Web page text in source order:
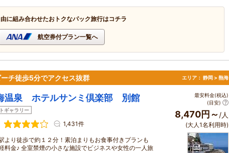
に組み合わせたおトクなパック旅行はコチラ
航空券付プラン一覧へ
チ徒歩5分でアクセス抜群 エリア： 静岡 > 熱海
温泉 ホテルサンミ倶楽部 別館
ギャラリー
1,431件
より徒歩で約１２分！素泊まりもお食事付きプランも
料金♪ 全室禁煙の小さな施設でビジネスや女性の一人旅
最安料金(税込)
(目安)
8,470円～ /人
(大人1名利用時)